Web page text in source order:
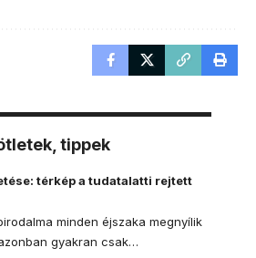
tippek
térkép a tudatalatti rejtett
minden éjszaka megnyílik
gyakran csak…